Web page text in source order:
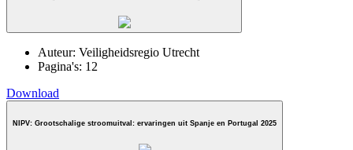
Auteur: Veiligheidsregio Utrecht
Pagina's: 12
Download
NIPV: Grootschalige stroomuitval: ervaringen uit Spanje en Portugal 2025